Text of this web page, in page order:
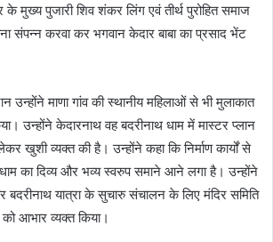
मुख्य पुजारी शिव शंकर लिंग एवं तीर्थ पुरोहित समाज
संपन्न करवा कर भगवान केदार बाबा का प्रसाद भेंट
उन्होंने माणा गांव की स्थानीय महिलाओं से भी मुलाकात
उन्होंने केदारनाथ वह बदरीनाथ धाम में मास्टर प्लान
खुशी व्यक्त की है। उन्होंने कहा कि निर्माण कार्यों से
का दिव्य और भव्य स्वरुप समाने आने लगा है। उन्होंने
बदरीनाथ यात्रा के सुचारु संचालन के लिए मंदिर समिति
आभार व्यक्त किया।